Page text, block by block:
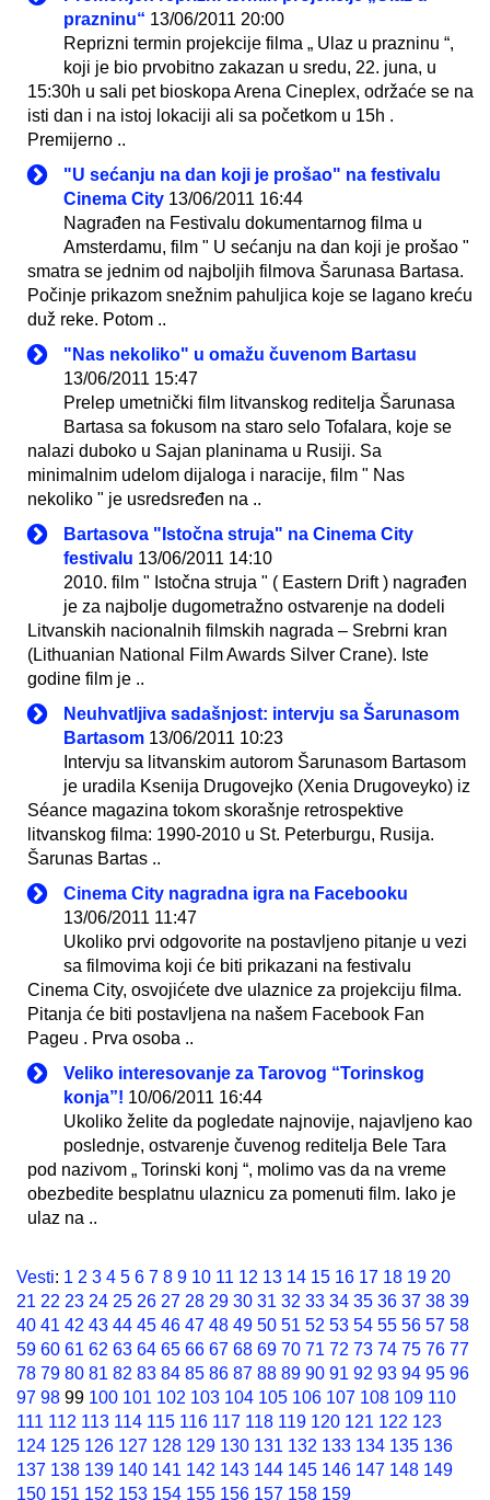
prazninu“ 13/06/2011 20:00
Reprizni termin projekcije filma „ Ulaz u prazninu “,
koji je bio prvobitno zakazan u sredu, 22. juna, u
15:30h u sali pet bioskopa Arena Cineplex, održaće se na
isti dan i na istoj lokaciji ali sa početkom u 15h .
Premijerno ..
"U sećanju na dan koji je prošao" na festivalu
Cinema City 13/06/2011 16:44
Nagrađen na Festivalu dokumentarnog filma u
Amsterdamu, film " U sećanju na dan koji je prošao "
smatra se jednim od najboljih filmova Šarunasa Bartasa.
Počinje prikazom snežnim pahuljica koje se lagano kreću
duž reke. Potom ..
"Nas nekoliko" u omažu čuvenom Bartasu
13/06/2011 15:47
Prelep umetnički film litvanskog reditelja Šarunasa
Bartasa sa fokusom na staro selo Tofalara, koje se
nalazi duboko u Sajan planinama u Rusiji. Sa
minimalnim udelom dijaloga i naracije, film " Nas
nekoliko " je usredsređen na ..
Bartasova "Istočna struja" na Cinema City
festivalu 13/06/2011 14:10
2010. film " Istočna struja " ( Eastern Drift ) nagrađen
je za najbolje dugometražno ostvarenje na dodeli
Litvanskih nacionalnih filmskih nagrada – Srebrni kran
(Lithuanian National Film Awards Silver Crane). Iste
godine film je ..
Neuhvatljiva sadašnjost: intervju sa Šarunasom
Bartasom 13/06/2011 10:23
Intervju sa litvanskim autorom Šarunasom Bartasom
je uradila Ksenija Drugovejko (Xenia Drugoveyko) iz
Séance magazina tokom skorašnje retrospektive
litvanskog filma: 1990-2010 u St. Peterburgu, Rusija.
Šarunas Bartas ..
Cinema City nagradna igra na Facebooku
13/06/2011 11:47
Ukoliko prvi odgovorite na postavljeno pitanje u vezi
sa filmovima koji će biti prikazani na festivalu
Cinema City, osvojićete dve ulaznice za projekciju filma.
Pitanja će biti postavljena na našem Facebook Fan
Pageu . Prva osoba ..
Veliko interesovanje za Tarovog “Torinskog
konja”! 10/06/2011 16:44
Ukoliko želite da pogledate najnovije, najavljeno kao
poslednje, ostvarenje čuvenog reditelja Bele Tara
pod nazivom „ Torinski konj “, molimo vas da na vreme
obezbedite besplatnu ulaznicu za pomenuti film. Iako je
ulaz na ..
Vesti: 1 2 3 4 5 6 7 8 9 10 11 12 13 14 15 16 17 18 19 20
21 22 23 24 25 26 27 28 29 30 31 32 33 34 35 36 37 38 39
40 41 42 43 44 45 46 47 48 49 50 51 52 53 54 55 56 57 58
59 60 61 62 63 64 65 66 67 68 69 70 71 72 73 74 75 76 77
78 79 80 81 82 83 84 85 86 87 88 89 90 91 92 93 94 95 96
97 98 99 100 101 102 103 104 105 106 107 108 109 110
111 112 113 114 115 116 117 118 119 120 121 122 123
124 125 126 127 128 129 130 131 132 133 134 135 136
137 138 139 140 141 142 143 144 145 146 147 148 149
150 151 152 153 154 155 156 157 158 159